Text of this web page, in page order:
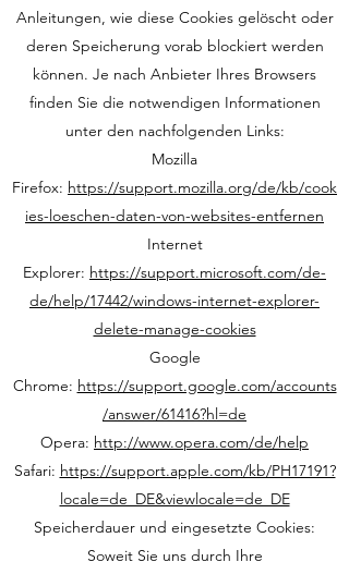
Anleitungen, wie diese Cookies gelöscht oder
deren Speicherung vorab blockiert werden
können. Je nach Anbieter Ihres Browsers
finden Sie die notwendigen Informationen
unter den nachfolgenden Links:
Mozilla
Firefox: https://support.mozilla.org/de/kb/cook
ies-loeschen-daten-von-websites-entfernen
Internet
Explorer: https://support.microsoft.com/de-
de/help/17442/windows-internet-explorer-
delete-manage-cookies
Google
Chrome: https://support.google.com/accounts
/answer/61416?hl=de
Opera: http://www.opera.com/de/help
Safari: https://support.apple.com/kb/PH17191?
locale=de_DE&viewlocale=de_DE
Speicherdauer und eingesetzte Cookies:
Soweit Sie uns durch Ihre